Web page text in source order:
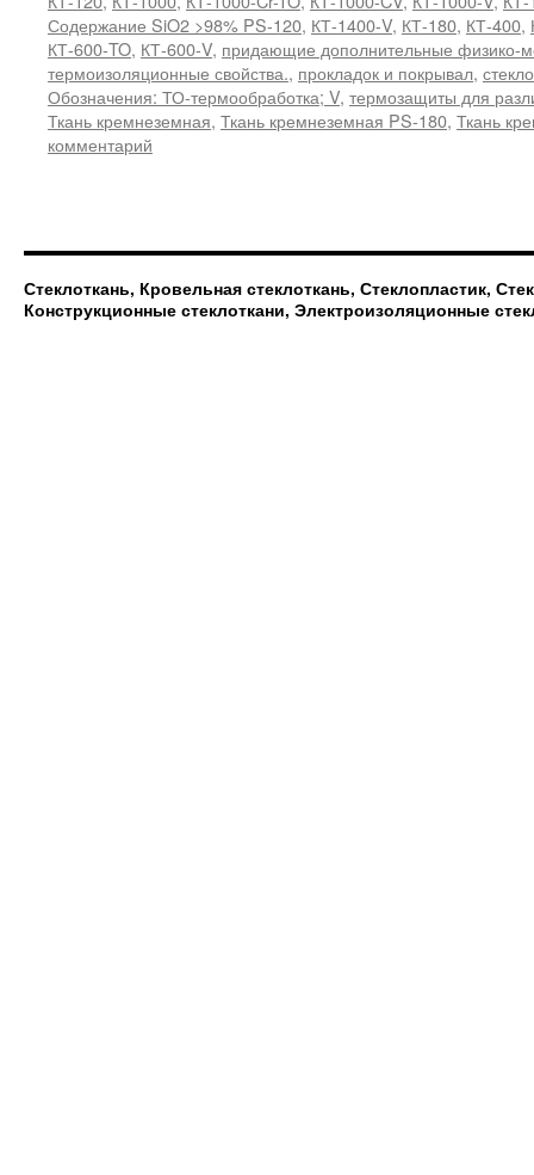
Содержание SiO2 >98% PS-120, КТ-1400-V, КТ-180, КТ-400,
КТ-600-TO, КТ-600-V, придающие дополнительные физико-
термоизоляционные свойства., прокладок и покрывал,
Обозначения: ТО-термообработка; V, термозащиты для
Ткань кремнеземная, Ткань кремнеземная PS-180, Ткань
комментарий
Стеклоткань, Кровельная стеклоткань, Стеклопластик,
Конструкционные стеклоткани, Электроизоляционные